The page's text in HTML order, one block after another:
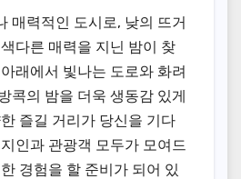
매력적인 도시로, 낮의 뜨거
다른 매력을 지닌 밤이 찾
래에서 빛나는 도로와 화려
콕의 밤을 더욱 생동감 있게
즐길 거리가 당신을 기다
인과 관광객 모두가 모여드
경험을 할 준비가 되어 있